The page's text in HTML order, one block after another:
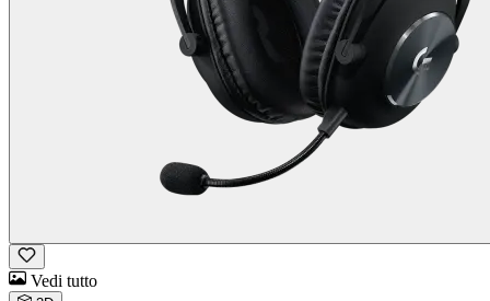
Vedi tutto